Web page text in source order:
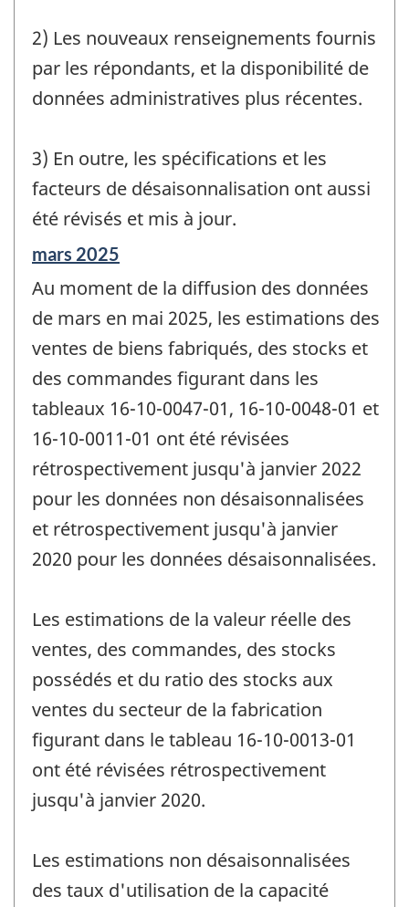
2) Les nouveaux renseignements fournis
par les répondants, et la disponibilité de
données administratives plus récentes.
3) En outre, les spécifications et les
facteurs de désaisonnalisation ont aussi
été révisés et mis à jour.
Période
référence
de
-
mars 2025
Au moment de la diffusion des données
de mars en mai 2025, les estimations des
ventes de biens fabriqués, des stocks et
des commandes figurant dans les
tableaux 16-10-0047-01, 16-10-0048-01 et
16-10-0011-01 ont été révisées
rétrospectivement jusqu'à janvier 2022
pour les données non désaisonnalisées
et rétrospectivement jusqu'à janvier
2020 pour les données désaisonnalisées.
Les estimations de la valeur réelle des
ventes, des commandes, des stocks
possédés et du ratio des stocks aux
ventes du secteur de la fabrication
figurant dans le tableau 16-10-0013-01
ont été révisées rétrospectivement
jusqu'à janvier 2020.
Les estimations non désaisonnalisées
des taux d'utilisation de la capacité